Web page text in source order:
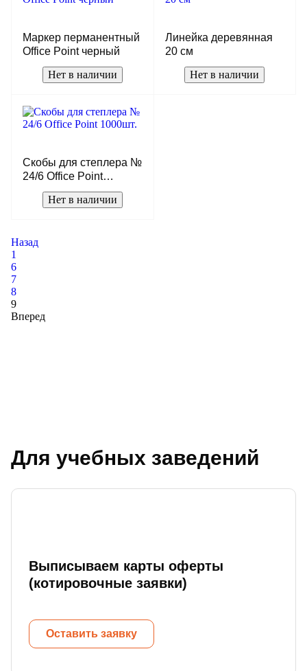
Маркер перманентный
Office Point черный
Нет в наличии
Линейка деревянная
20 см
Нет в наличии
Скобы для степлера №
24/6 Office Point
1000шт.
Нет в наличии
Назад
1
6
7
8
9
Вперед
Для учебных заведений
Выписываем карты оферты
(котировочные заявки)
Оставить заявку